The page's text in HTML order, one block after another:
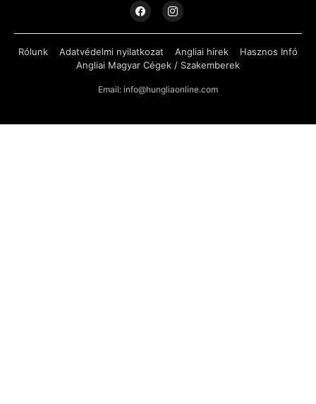
Rólunk Adatvédelmi nyilatkozat Angliai hírek
Hasznos Infó
Angliai Magyar Cégek / Szakemberek
Email: info@hungliaonline.com